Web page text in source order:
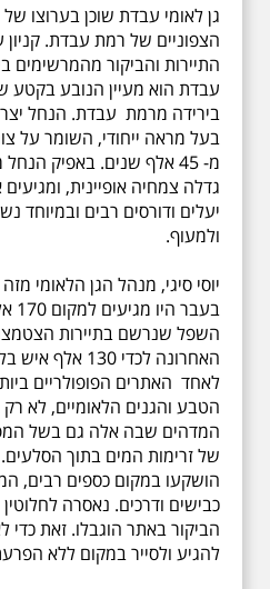
גן לאומי עבדת שוכן בערוצו
הצפוניים של רמת עבדת.
התיירות והביקור מהמרשימים
עבדת הוא מעיין הנובע בקטע
בירידה מרמת עבדת. הנחל יצר
בעל מראה ייחודי, השומר על
מ- 45 אלף שנים. באפיק
גדלה צמחיה אופיינית,
יעלים ודורסים רבים ובמיוחד
ולמעוף.
יוסי סיגי, מנהל הגן הלאומי
השפל שנרשם בתיירות
האחרונה לכדי
לאחד האתרים הפופולריים
הטבע והגנים הלאומיים, לא
המדהים שבה אלה גם בשל
של זרימות המים בתוך
הושקעו במקום כספים רבים,
כבישים ודרכים. נאסרה
הביקור באתר הוגבלו. זאת כדי
להגיע ולסייר במקום ללא